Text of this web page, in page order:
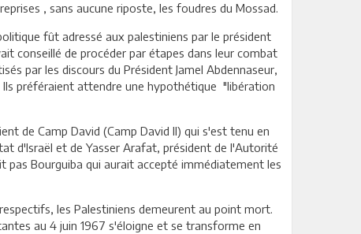
, sans aucune riposte, les foudres du Mossad.
fût adressé aux palestiniens par le président
conseillé de procéder par étapes dans leur combat
par les discours du Président Jamel Abdennaseur,
préféraient attendre une hypothétique "libération
de Camp David (Camp David II) qui s'est tenu en
d'Israël et de Yasser Arafat, président de l'Autorité
Bourguiba qui aurait accepté immédiatement les
les Palestiniens demeurent au point mort.
au 4 juin 1967 s'éloigne et se transforme en